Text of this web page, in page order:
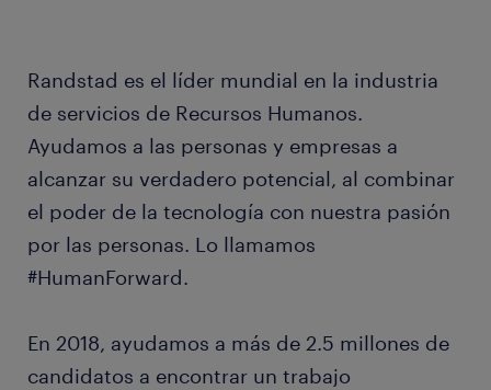
Randstad es el líder mundial en la industria
de servicios de Recursos Humanos.
Ayudamos a las personas y empresas a
alcanzar su verdadero potencial, al combinar
el poder de la tecnología con nuestra pasión
por las personas. Lo llamamos
#HumanForward.
En 2018, ayudamos a más de 2.5 millones de
candidatos a encontrar un trabajo